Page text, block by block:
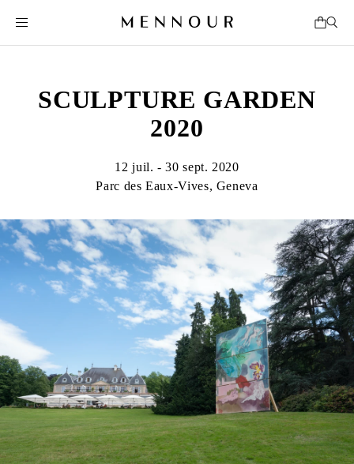
SCULPTURE GARDEN
2020
12 juil. - 30 sept. 2020
Parc des Eaux-Vives, Geneva